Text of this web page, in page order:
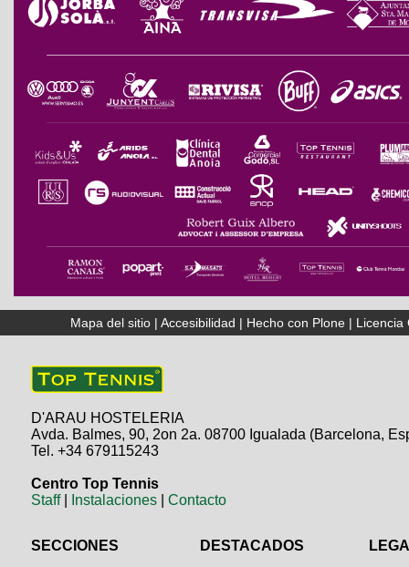
Mapa del sitio |Accesibilidad | Hecho con Plone | Licencia
D'ARAU HOSTELERIA
Avda. Balmes, 90, 2on 2a. 08700 Igualada (Barcelona,
Tel. +34 679115243
Centro Top Tennis
Staff| Instalaciones |Contacto
SECCIONES
DESTACADOS